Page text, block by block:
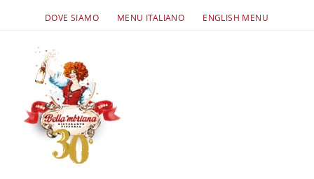
contenuto
DOVE SIAMO MENU ITALIANO ENGLISH MENU